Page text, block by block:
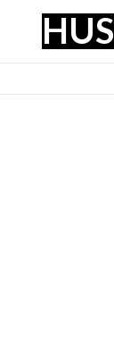
HUS